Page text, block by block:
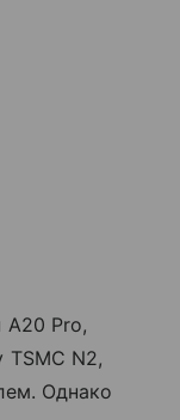
A20 Pro,
N2,
Однако